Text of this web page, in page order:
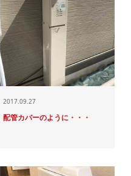
2017.09.27
配管カバーのように・・・